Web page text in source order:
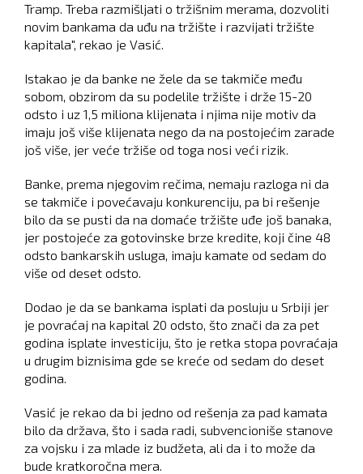
Tramp. Treba razmišljati o tržišnim merama, dozvoliti
novim bankama da uđu na tržište i razvijati tržište
kapitala", rekao je Vasić.
Istakao je da banke ne žele da se takmiče među
sobom, obzirom da su podelile tržište i drže 15-20
odsto i uz 1,5 miliona klijenata i njima nije motiv da
imaju još više klijenata nego da na postojećim zarade
još više, jer veće tržiše od toga nosi veći rizik.
Banke, prema njegovim rečima, nemaju razloga ni da
se takmiče i povećavaju konkurenciju, pa bi rešenje
bilo da se pusti da na domaće tržište uđe još banaka,
jer postojeće za gotovinske brze kredite, koji čine 48
odsto bankarskih usluga, imaju kamate od sedam do
više od deset odsto.
Dodao je da se bankama isplati da posluju u Srbiji jer
je povraćaj na kapital 20 odsto, što znači da za pet
godina isplate investiciju, što je retka stopa povraćaja
u drugim biznisima gde se kreće od sedam do deset
godina.
Vasić je rekao da bi jedno od rešenja za pad kamata
bilo da država, što i sada radi, subvencioniše stanove
za vojsku i za mlade iz budžeta, ali da i to može da
bude kratkoročna mera.